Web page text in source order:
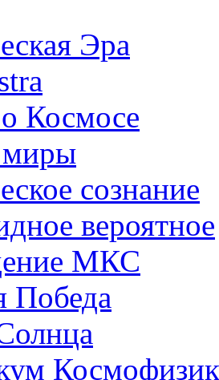
Эра
Космосе
миры
сознание
вероятное
МКС
Победа